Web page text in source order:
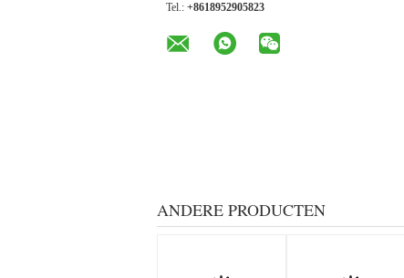
Tel.: +8618952905823
ANDERE PRODUCTEN